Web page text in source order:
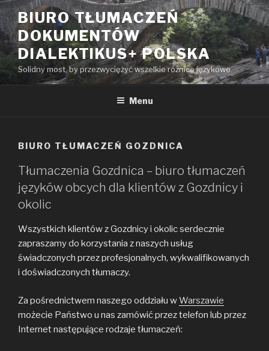
Przeskocz
do
treści
BIURO TŁUMACZEŃ
DOKUMENTÓW
DIALEKTIKUS+ POLSKA
Solidny most, by przezwyciężyć wszelkie różnice językowe
Menu
BIURO TŁUMACZEŃ GOZDNICA
Tłumaczenia Gozdnica – biuro tłumaczeń
języków obcych dla klientów z Gozdnicy i
okolic
Wszystkich klientów z Gozdnicy i okolic serdecznie
zapraszamy do korzystania z naszych usług
świadczonych przez profesjonalnych, wykwalifikowanych
i doświadczonych tłumaczy.
Za pośrednictwem naszego oddziału wWarszawie
możecie Państwo u nas zamówić przez telefon lub przez
Internet następujące rodzaje tłumaczeń: